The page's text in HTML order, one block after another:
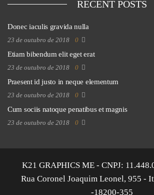
RECENT POSTS
Donec iaculis gravida nulla
23 de outubro de 2018 0
Etiam bibendum elit eget erat
23 de outubro de 2018 0
Praesent id justo in neque elementum
23 de outubro de 2018 0
Cum sociis natoque penatibus et magnis
23 de outubro de 2018 0
K21 GRAPHICS ME - CNPJ:
Rua Coronel Joaquim Leonel, 955 -
-18200-355